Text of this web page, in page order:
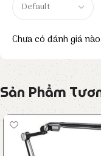
Chưa có đánh giá nào.
Sản Phẩm